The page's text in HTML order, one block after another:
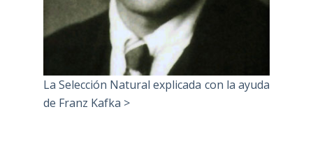
La Selección Natural explicada con la ayuda
de Franz Kafka >